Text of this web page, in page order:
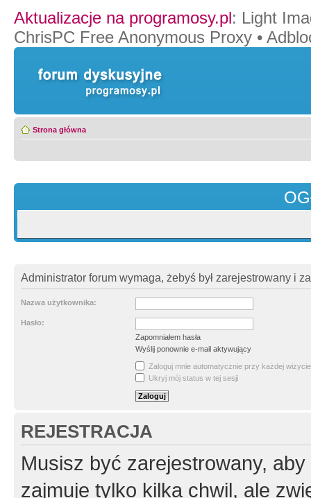
Aktualizacje na programosy.pl: Light
ChrisPC Free Anonymous Proxy •
Strona główna
Administrator forum wymaga, żebyś był zarejestrowany i
Nazwa użytkownika:
Hasło:
Zapomniałem hasła
Wyślij ponownie e-mail aktywujący
Zaloguj mnie automatycznie przy każdej wizycie
Ukryj mój status w tej sesji
REJESTRACJA
Musisz być zarejestrowany,
zajmuje tylko kilka chwil, ale